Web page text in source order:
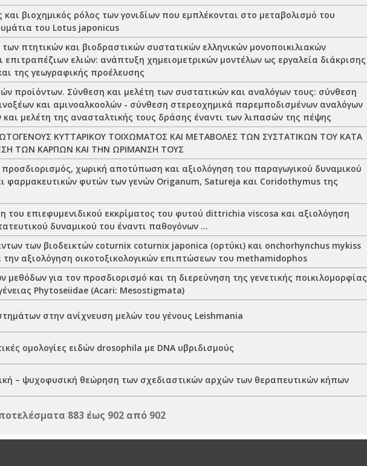
βιοχημικός ρόλος των γονιδίων που εμπλέκονται στο μεταβολισμό του
του Lotus japonicus
πτητικών και βιοδραστικών συστατικών ελληνικών μονοποικιλιακών
επιτραπέζιων ελιών: ανάπτυξη χημειομετρικών μοντέλων ως εργαλεία διάκρισης
της γεωγραφικής προέλευσης
προϊόντων. Σύνθεση και μελέτη των συστατικών και αναλόγων τους: σύνθεση
και αμινοαλκοολών - σύνθεση στερεοχημικά παρεμποδισμένων αναλόγων
και μελέτη της ανασταλτικής τους δράσης έναντι των λιπασών της πέψης
ΚΥΤΤΑΡΙΚΟΥ ΤΟΙΧΩΜΑΤΟΣ ΚΑΙ ΜΕΤΑΒΟΛΕΣ ΤΩΝ ΣΥΣΤΑΤΙΚΩΝ ΤΟΥ ΚΑΤΑ
ΤΩΝ ΚΑΡΠΩΝ ΚΑΙ ΤΗΝ ΩΡΙΜΑΝΣΗ ΤΟΥΣ
προσδιορισμός, χωρική αποτύπωση και αξιολόγηση του παραγωγικού δυναμικού
φαρμακευτικών φυτών των γενών Origanum, Satureja και Coridothymus της
του επιεφυμενιδικού εκκρίματος του φυτού dittrichia viscosa και αξιολόγηση
δυναμικού του έναντι παθογόνων ...
των βιοδεικτών coturnix coturnix japonica (ορτύκι) και onchorhynchus mykiss
αξιολόγηση οικοτοξικολογικών επιπτώσεων του methamidophos
μεθόδων για τον προσδιορισμό και τη διερεύνηση της γενετικής ποικιλομορφίας
Phytoseiidae (Acari: Mesostigmata)
στην ανίχνευση μελών του γένους Leishmania
ομολογίες ειδών drosophila με DNA υβριδισμούς
– ψυχοφυσική θεώρηση των σχεδιαστικών αρχών των θεραπευτικών κήπων
883 έως 902 από 902